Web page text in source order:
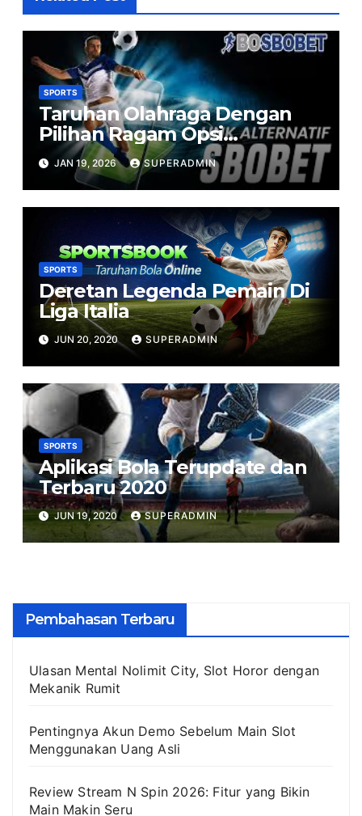
SPORTS
Taruhan Olahraga Dengan
Pilihan Ragam Opsi
Taruhannya di Sportbook
Online
JAN 19, 2026 SUPERADMIN
SPORTS
Deretan Legenda Pemain Di
Liga Italia
JUN 20, 2020 SUPERADMIN
SPORTS
Aplikasi Bola Terupdate dan
Terbaru 2020
JUN 19, 2020 SUPERADMIN
Pembahasan Terbaru
Ulasan Mental Nolimit City, Slot Horor dengan
Mekanik Rumit
Pentingnya Akun Demo Sebelum Main Slot
Menggunakan Uang Asli
Review Stream N Spin 2026: Fitur yang Bikin
Main Makin Seru